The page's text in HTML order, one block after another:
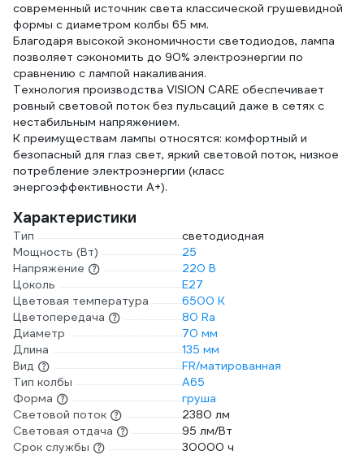
современный источник света классической грушевидной
формы с диаметром колбы 65 мм.
Благодаря высокой экономичности светодиодов, лампа
позволяет сэкономить до 90% электроэнергии по
сравнению с лампой накаливания.
Технология производства VISION CARE обеспечивает
ровный световой поток без пульсаций даже в сетях с
нестабильным напряжением.
К преимуществам лампы относятся: комфортный и
безопасный для глаз свет, яркий световой поток, низкое
потребление электроэнергии (класс
энергоэффективности А+).
Характеристики
Тип
светодиодная
Мощность (Вт)
25
Напряжение
220 В
Цоколь
E27
Цветовая температура
6500 К
Цветопередача
80 Ra
Диаметр
70 мм
Длина
135 мм
Вид
FR/матированная
Тип колбы
A65
Форма
груша
Световой поток
2380 лм
Световая отдача
95 лм/Вт
Срок службы
30000 ч